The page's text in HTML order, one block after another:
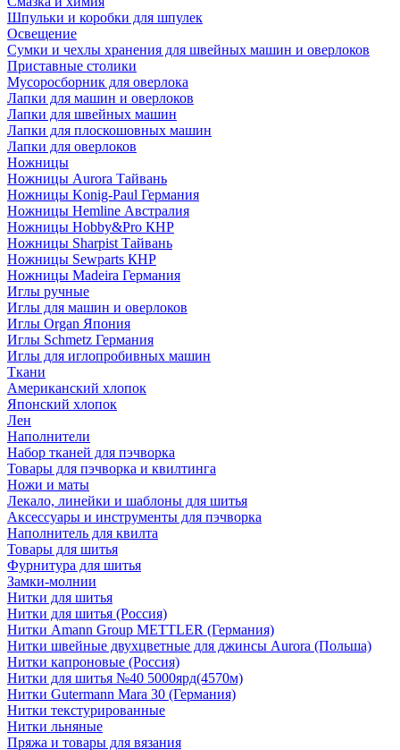
Шпульки и коробки для шпулек
Освещение
Сумки и чехлы хранения для швейных машин и оверлоков
Приставные столики
Мусоросборник для оверлока
Лапки для машин и оверлоков
Лапки для швейных машин
Лапки для плоскошовных машин
Лапки для оверлоков
Ножницы
Ножницы Aurora Тайвань
Ножницы Konig-Paul Германия
Ножницы Hemline Австралия
Ножницы Hobby&Pro КНР
Ножницы Sharpist Тайвань
Ножницы Sewparts КНР
Ножницы Madeira Германия
Иглы ручные
Иглы для машин и оверлоков
Иглы Organ Япония
Иглы Schmetz Германия
Иглы для иглопробивных машин
Ткани
Американский хлопок
Японский хлопок
Лен
Наполнители
Набор тканей для пэчворка
Товары для пэчворка и квилтинга
Ножи и маты
Лекало, линейки и шаблоны для шитья
Аксессуары и инструменты для пэчворка
Наполнитель для квилта
Товары для шитья
Фурнитура для шитья
Замки-молнии
Нитки для шитья
Нитки для шитья (Россия)
Нитки Amann Group METTLER (Германия)
Нитки швейные двухцветные для джинсы Aurora (Польша)
Нитки капроновые (Россия)
Нитки для шитья №40 5000ярд(4570м)
Нитки Gutermann Mara 30 (Германия)
Нитки текстурированные
Нитки льняные
Пряжа и товары для вязания